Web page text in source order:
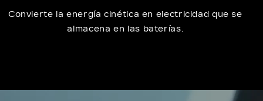
Convierte la energía cinética en electricidad que se
almacena en las baterías.